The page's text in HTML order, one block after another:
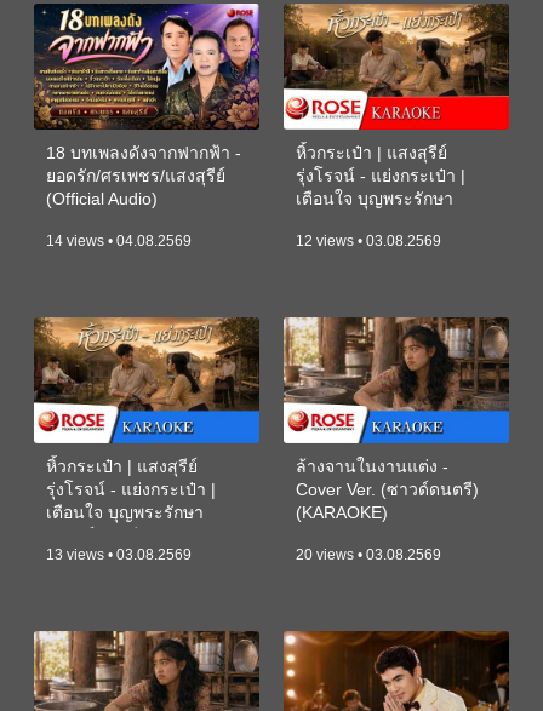
18 บทเพลงดังจากฟากฟ้า -
ยอดรัก/ศรเพชร/แสงสุรีย์
(Official Audio)
14 views • 04.08.2569
หิ้วกระเป๋า | แสงสุรีย์
รุ่งโรจน์ - แย่งกระเป๋า |
เตือนใจ บุญพระรักษา
12 views • 03.08.2569
หิ้วกระเป๋า | แสงสุรีย์
รุ่งโรจน์ - แย่งกระเป๋า |
เตือนใจ บุญพระรักษา
13 views • 03.08.2569
ล้างจานในงานแต่ง -
Cover Ver. (ซาวด์ดนตรี)
(KARAOKE)
20 views • 03.08.2569